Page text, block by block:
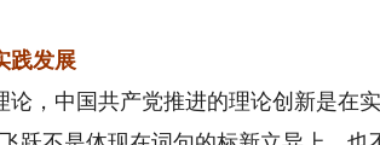
践发展
中国共产党推进的理论创新是在